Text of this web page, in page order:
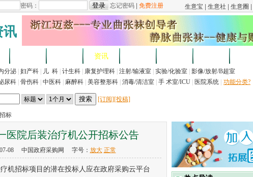
讯
资讯
分泌 妇产科 儿 科 计生科 康复护理科 注射/输液室 实验/化验室 影像/放射/B超室
尿科 骨伤科 中医科 麻醉科 美容整形科 消毒/清洁室 手 术室/ICU 医院系统 功能分类?
[订阅][投稿]
标
医院后装治疗机公开招标公告
08 中国政府采购网 字号： 放大 正常
招标项目的潜在投标人应在政府采购云平台